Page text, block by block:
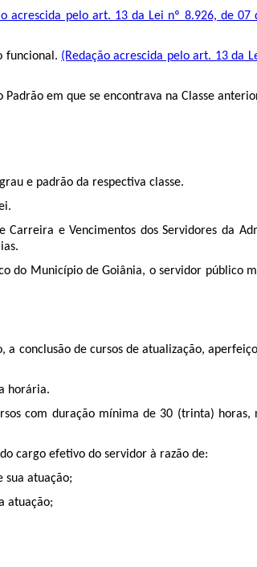
acrescida pelo art. 13 da Lei nº 8.926, de 07
funcional. (Redação acrescida pelo art. 13 da
em que se encontrava na Classe
e padrão da respectiva classe.
e Vencimentos dos Servidores da
do Município de Goiânia, o servidor público
conclusão de cursos de atualização,
horária.
com duração mínima de 30 (trinta) horas,
cargo efetivo do servidor à razão de:
sua atuação;
atuação;